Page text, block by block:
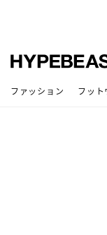
ファッション フット